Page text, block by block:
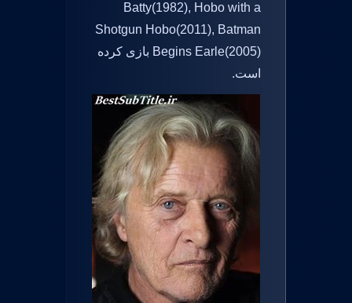
Batty(1982), Hobo with a
Shotgun Hobo(2011), Batman
Begins Earle(2005) بازی کرده
است.